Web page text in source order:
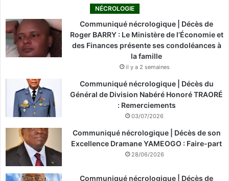
NÉCROLOGIE
Communiqué nécrologique | Décès de
Roger BARRY : Le Ministère de l’Économie et
des Finances présente ses condoléances à
la famille
il y a 2 semaines
Communiqué nécrologique | Décès du
Général de Division Nabéré Honoré TRAORÉ
: Remerciements
03/07/2026
Communiqué nécrologique | Décès de son
Excellence Dramane YAMEOGO : Faire-part
28/06/2026
Communiqué nécrologique | Décès de